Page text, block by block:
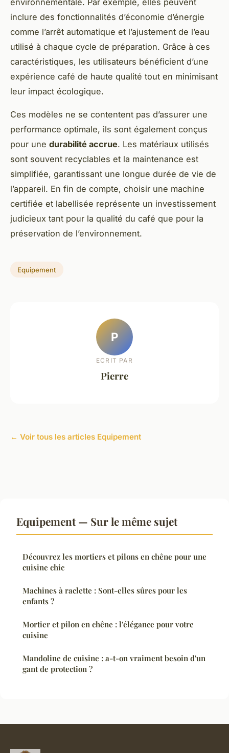
inclure des fonctionnalités d’économie d’énergie
comme l’arrêt automatique et l’ajustement de l’eau
utilisé à chaque cycle de préparation. Grâce à ces
caractéristiques, les utilisateurs bénéficient d’une
expérience café de haute qualité tout en minimisant
leur impact écologique.
Ces modèles ne se contentent pas d’assurer une
performance optimale, ils sont également conçus
pour une durabilité accrue. Les matériaux utilisés
sont souvent recyclables et la maintenance est
simplifiée, garantissant une longue durée de vie de
l’appareil. En fin de compte, choisir une machine
certifiée et labellisée représente un investissement
judicieux tant pour la qualité du café que pour la
préservation de l’environnement.
Equipement
P
ECRIT PAR
Pierre
← Voir tous les articles Equipement
Equipement — Sur le même sujet
Découvrez les mortiers et pilons en chêne pour une
cuisine chic
Machines à raclette : Sont-elles sûres pour les
enfants ?
Mortier et pilon en chêne : l'élégance pour votre
cuisine
Mandoline de cuisine : a-t-on vraiment besoin d'un
gant de protection ?